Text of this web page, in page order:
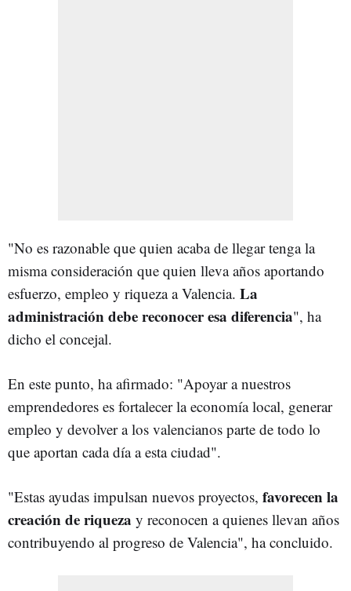
"No es razonable que quien acaba de llegar tenga la
misma consideración que quien lleva años aportando
esfuerzo, empleo y riqueza a Valencia. La
administración debe reconocer esa diferencia", ha
dicho el concejal.
En este punto, ha afirmado: "Apoyar a nuestros
emprendedores es fortalecer la economía local, generar
empleo y devolver a los valencianos parte de todo lo
que aportan cada día a esta ciudad".
"Estas ayudas impulsan nuevos proyectos, favorecen la
creación de riqueza y reconocen a quienes llevan años
contribuyendo al progreso de Valencia", ha concluido.